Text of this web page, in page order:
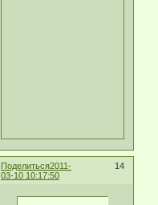
Поделиться 14
2011-
03-10 10:17:50